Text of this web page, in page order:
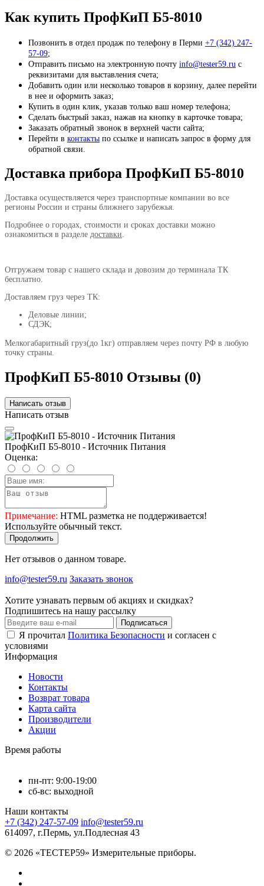
Как купить ПрофКиП Б5-8010
Позвонить в отдел продаж по телефону в Перми +7 (342) 247-
57-09;
Отправить письмо на электронную почту info@tester59.ru с
реквизитами для выставления счета;
Добавить один или несколько товаров в корзину, далее перейти
в нее и оформить заказ;
Купить в один клик, указав только ваш номер телефона;
Сделать быстрый заказ, нажав на кнопку в карточке товара;
Заказать обратный звонок в верхней части сайта;
Перейти в контакты по ссылке и написать запрос в форму для
обратной связи.
Доставка прибора ПрофКиП Б5-8010
Доставка осуществляется через транспортные компании во все
регионы России и страны ближнего зарубежья.
Подробнее о городах, стоимости и сроках доставки можно
ознакомиться в разделе доставки.
Отгружаем товар с нашего склада и довозим до терминала ТК
бесплатно.
Доставляем груз через ТК:
Деловые линии;
СДЭК;
Мелкогабаритный груз(до 1кг) отправляем через почту РФ в любую
точку страны.
ПрофКиП Б5-8010 Отзывы (0)
Написать отзыв
Написать отзыв
ПрофКиП Б5-8010 - Источник Питания
Оценка:
Примечание: HTML разметка не поддерживается!
Используйте обычный текст.
Продолжить
Нет отзывов о данном товаре.
info@tester59.ru Заказать звонок
Хотите узнавать первым об акциях и скидках?
Подпишитесь на нашу рассылку
Подписаться
Я прочитал Политика Безопасности и согласен с
условиями
Информация
Новости
Контакты
Возврат товара
Карта сайта
Производители
Акции
Время работы
пн-пт: 9:00-19:00
сб-вс: выходной
Наши контакты
+7 (342) 247-57-09 info@tester59.ru
614097, г.Пермь, ул.Подлесная 43
© 2026 «ТЕСТЕР59» Измерительные приборы.